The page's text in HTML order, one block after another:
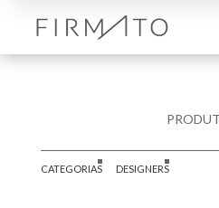
CATEGORIAS DESIGNERS